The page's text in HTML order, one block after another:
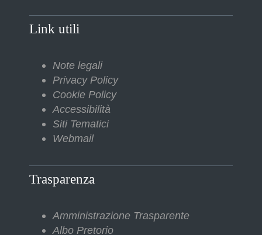
Link utili
Note legali
Privacy Policy
Cookie Policy
Accessibilità
Siti Tematici
Webmail
Trasparenza
Amministrazione Trasparente
Albo Pretorio